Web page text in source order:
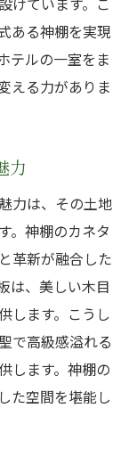
ある神棚を実現
テルの一室をま
える力がありま
力
力は、その土地
。神棚のカネタ
革新が融合した
は、美しい木目
します。こうし
で高級感溢れる
します。神棚の
た空間を堪能し